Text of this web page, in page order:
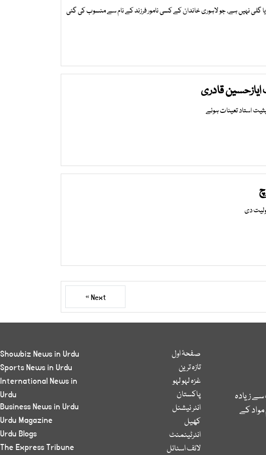
گلی نہیں ہے، جو لاہوری خاندان کے کسی نامور فرزند کے نام سے منسوب کی گئی
ایازحسین قادری
استاد تعینات ہوئے
دی
Next »
زیادہ
کے
صفحۂ اول
تازہ ترین
غزہ لہو لہو
پاکستان
انٹر نیشنل
کھیل
انٹرٹینمنٹ
لائف اسٹائل
Showbiz News in Urdu
Sports News in Urdu
International News in
Urdu
Business News in Urdu
Urdu Magazine
Urdu Blogs
The Express Tribune